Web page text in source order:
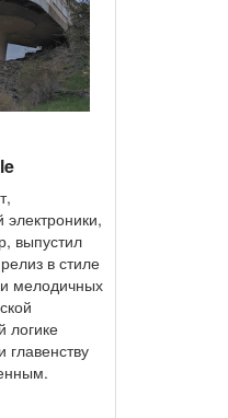
электроники,
выпустил
в стиле
мелодичных
логике
главенству